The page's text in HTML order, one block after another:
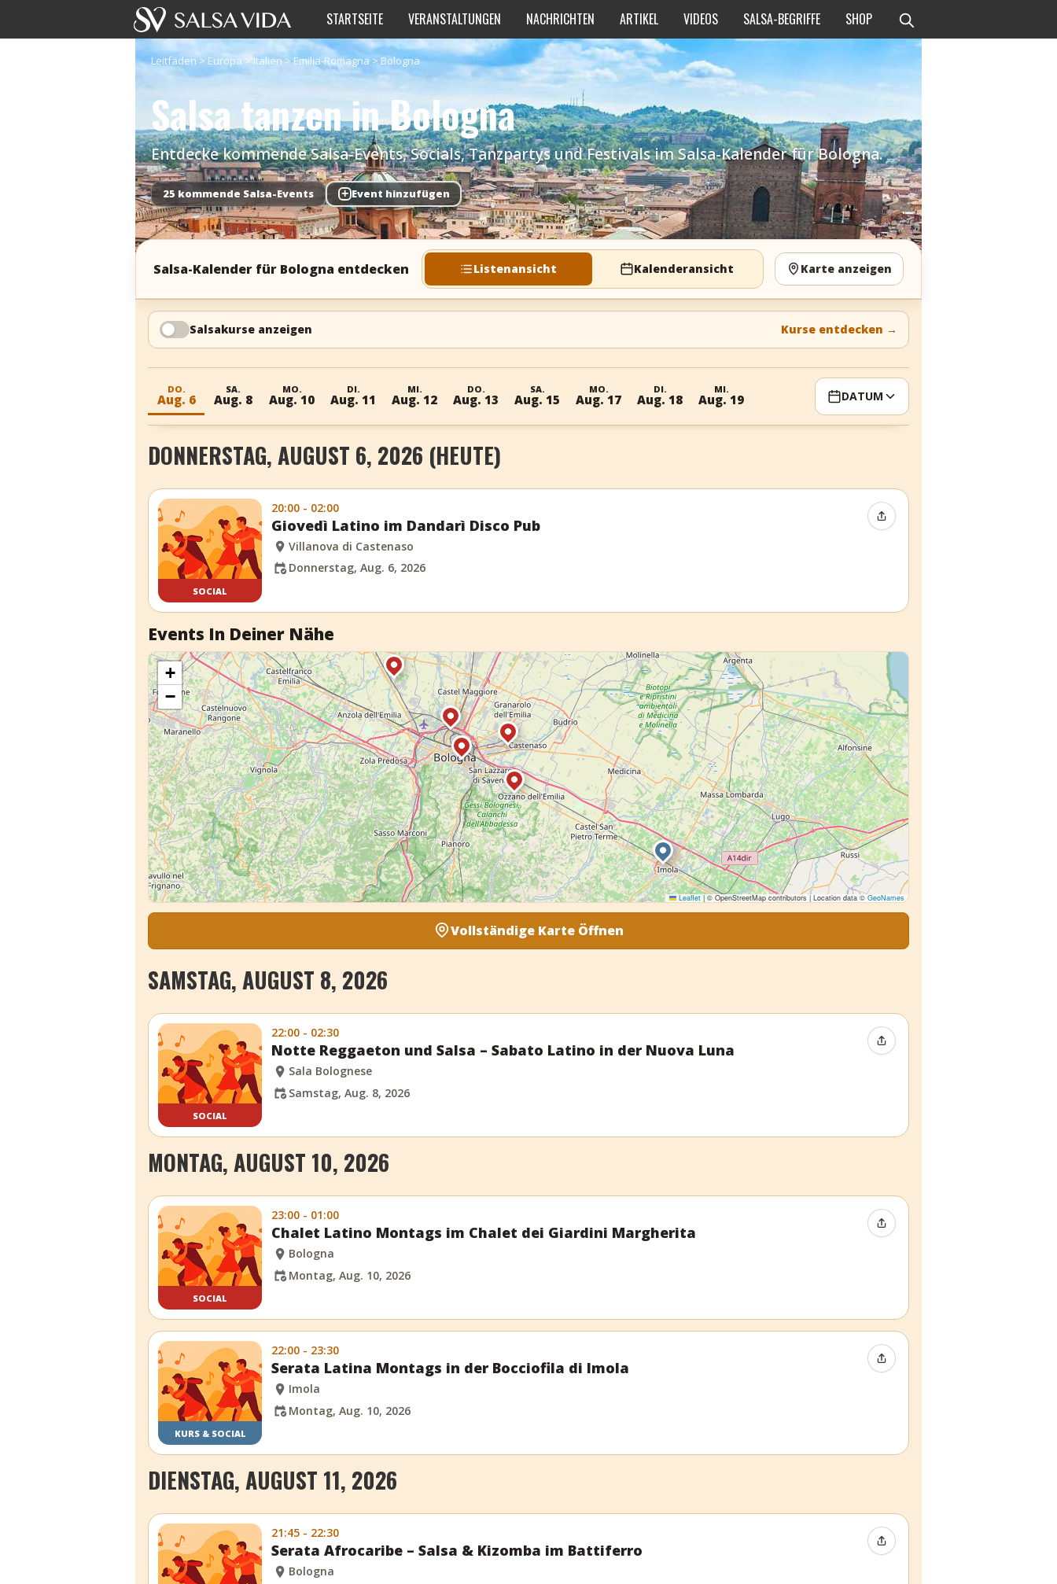
STARTSEITE VERANSTALTUNGEN NACHRICHTEN ARTIKEL VIDEOS SALSA-BEGRIFFE SHOP
Leitfäden>Europa>Italien >Emilia-Romagna > Bologna
Salsa tanzen in Bologna
Entdecke kommende Salsa-Events, Socials, Tanzpartys und Festivals im Salsa-Kalender für Bologna.
25 kommende Salsa-Events + Event hinzufügen
Salsa-Kalender für Bologna entdecken Listenansicht Kalenderansicht Karte anzeigen
Salsakurse anzeigen Kurse entdecken →
DO.
Aug. 6
SA.
Aug. 8
MO.
Aug. 10
DI.
Aug. 11
MI.
Aug. 12
DO.
Aug. 13
SA.
Aug. 15
MO.
Aug. 17
DI.
Aug. 18
MI.
Aug. 19 DATUM
DONNERSTAG, AUGUST 6, 2026 (HEUTE)
SOCIAL
20:00 - 02:00
Giovedì Latino im Dandarì Disco Pub
Villanova di Castenaso
Donnerstag, Aug. 6, 2026
Event teilen
Events In Deiner Nähe
+
−
Leaflet |© OpenStreetMap contributors | Location data ©GeoNames
Vollständige Karte Öffnen
SAMSTAG, AUGUST 8, 2026
SOCIAL
22:00 - 02:30
Notte Reggaeton und Salsa – Sabato Latino in der Nuova Luna
Sala Bolognese
Samstag, Aug. 8, 2026
Event teilen
MONTAG, AUGUST 10, 2026
SOCIAL
23:00 - 01:00
Chalet Latino Montags im Chalet dei Giardini Margherita
Bologna
Montag, Aug. 10, 2026
Event teilen
KURS & SOCIAL
22:00 - 23:30
Serata Latina Montags in der Bocciofila di Imola
Imola
Montag, Aug. 10, 2026
Event teilen
DIENSTAG, AUGUST 11, 2026
21:45 - 22:30
Serata Afrocaribe – Salsa & Kizomba im Battiferro
Bologna
Event teilen